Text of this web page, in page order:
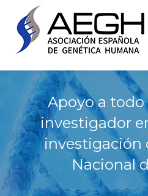
Apoyo a todo
investigador
investigación
Nacional